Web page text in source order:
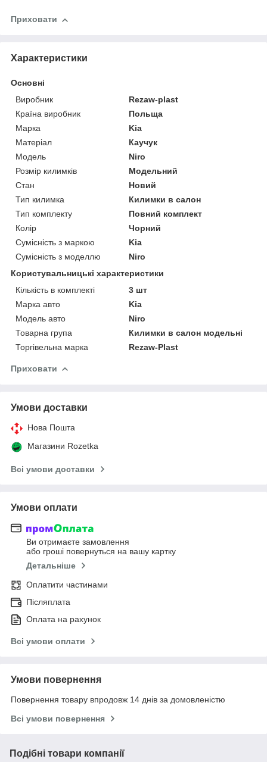
Приховати
Характеристики
Основні
Виробник
Rezaw-plast
Країна виробник
Польща
Марка
Kia
Матеріал
Каучук
Модель
Niro
Розмір килимків
Модельний
Стан
Новий
Тип килимка
Килимки в салон
Тип комплекту
Повний комплект
Колір
Чорний
Сумісність з маркою
Kia
Сумісність з моделлю
Niro
Користувальницькі характеристики
Кількість в комплекті
3 шт
Марка авто
Kia
Модель авто
Niro
Товарна група
Килимки в салон модельні
Торгівельна марка
Rezaw-Plast
Приховати
Умови доставки
Нова Пошта
Магазини Rozetka
Всі умови доставки
Умови оплати
Ви отримаєте замовлення
або гроші повернуться на вашу картку
Детальніше
Оплатити частинами
Післяплата
Оплата на рахунок
Всі умови оплати
Умови повернення
Повернення товару впродовж 14 днів за домовленістю
Всі умови повернення
Подібні товари компанії